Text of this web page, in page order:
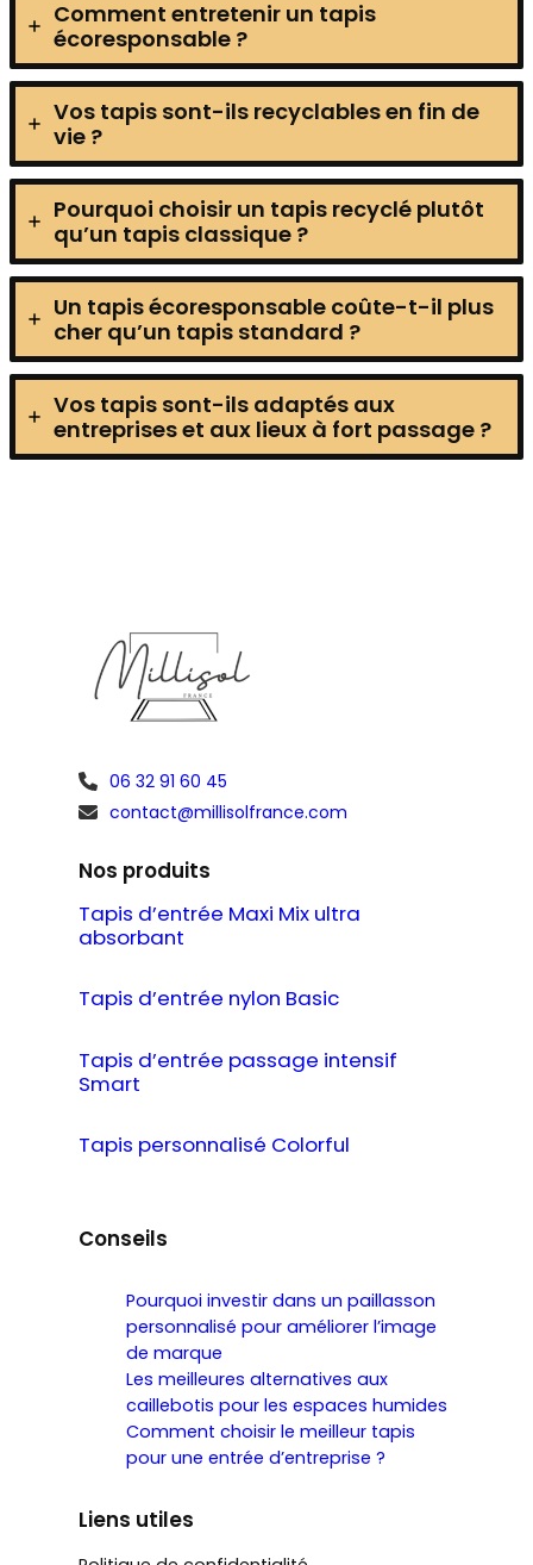
Comment entretenir un tapis
écoresponsable ?
Vos tapis sont-ils recyclables en fin de
vie ?
Pourquoi choisir un tapis recyclé plutôt
qu’un tapis classique ?
Un tapis écoresponsable coûte-t-il plus
cher qu’un tapis standard ?
Vos tapis sont-ils adaptés aux
entreprises et aux lieux à fort passage ?
06 32 91 60 45
contact@millisolfrance.com
Nos produits
Tapis d’entrée Maxi Mix ultra
absorbant
Tapis d’entrée nylon Basic
Tapis d’entrée passage intensif
Smart
Tapis personnalisé Colorful
Conseils
Pourquoi investir dans un paillasson
personnalisé pour améliorer l’image
de marque
Les meilleures alternatives aux
caillebotis pour les espaces humides
Comment choisir le meilleur tapis
pour une entrée d’entreprise ?
Liens utiles